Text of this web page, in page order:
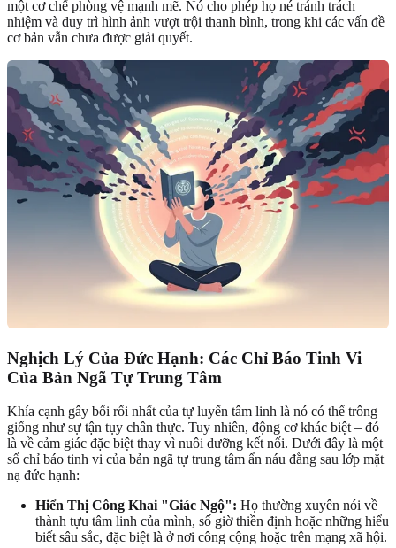
một cơ chế phòng vệ mạnh mẽ. Nó cho phép họ né tránh trách
nhiệm và duy trì hình ảnh vượt trội thanh bình, trong khi các vấn đề
cơ bản vẫn chưa được giải quyết.
Nghịch Lý Của Đức Hạnh: Các Chỉ Báo Tinh Vi
Của Bản Ngã Tự Trung Tâm
Khía cạnh gây bối rối nhất của tự luyến tâm linh là nó có thể trông
giống như sự tận tụy chân thực. Tuy nhiên, động cơ khác biệt – đó
là về cảm giác đặc biệt thay vì nuôi dưỡng kết nối. Dưới đây là một
số chỉ báo tinh vi của bản ngã tự trung tâm ẩn náu đằng sau lớp mặt
nạ đức hạnh:
Hiển Thị Công Khai "Giác Ngộ": Họ thường xuyên nói về
thành tựu tâm linh của mình, số giờ thiền định hoặc những hiểu
biết sâu sắc, đặc biệt là ở nơi công cộng hoặc trên mạng xã hội.